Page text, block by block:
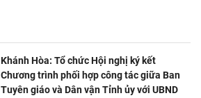
Khánh Hòa: Tổ chức Hội nghị ký kết
Chương trình phối hợp công tác giữa Ban
Tuyên giáo và Dân vận Tỉnh ủy với UBND